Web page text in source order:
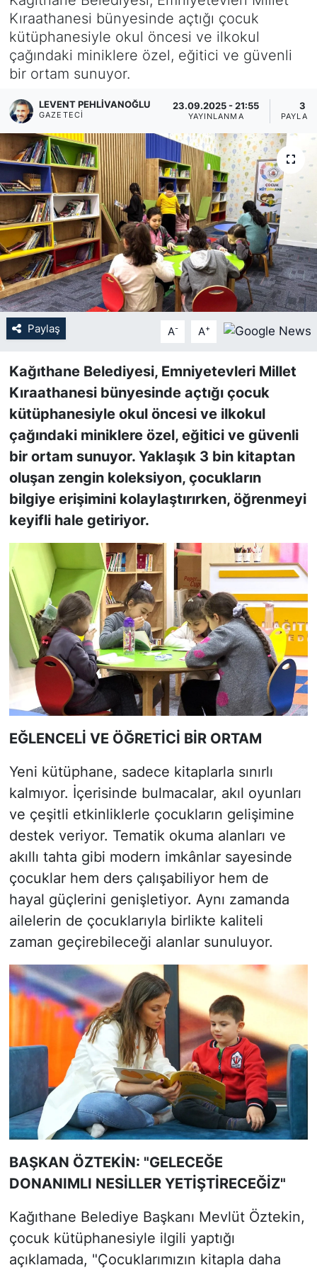
Kıraathanesi bünyesinde açtığı çocuk
kütüphanesiyle okul öncesi ve ilkokul
çağındaki miniklere özel, eğitici ve güvenli
bir ortam sunuyor.
LEVENT PEHLIVANOĞLU
GAZETECI
23.09.2025 - 21:55
YAYINLANMA
3
Paylaş A- A+
Kağıthane Belediyesi, Emniyetevleri Millet
Kıraathanesi bünyesinde açtığı çocuk
kütüphanesiyle okul öncesi ve ilkokul
çağındaki miniklere özel, eğitici ve güvenli
bir ortam sunuyor. Yaklaşık 3 bin kitaptan
oluşan zengin koleksiyon, çocukların
bilgiye erişimini kolaylaştırırken, öğrenmeyi
keyifli hale getiriyor.
EĞLENCELİ VE ÖĞRETİCİ BİR ORTAM
Yeni kütüphane, sadece kitaplarla sınırlı
kalmıyor. İçerisinde bulmacalar, akıl oyunları
ve çeşitli etkinliklerle çocukların gelişimine
destek veriyor. Tematik okuma alanları ve
akıllı tahta gibi modern imkânlar sayesinde
çocuklar hem ders çalışabiliyor hem de
hayal güçlerini genişletiyor. Aynı zamanda
ailelerin de çocuklarıyla birlikte kaliteli
zaman geçirebileceği alanlar sunuluyor.
BAŞKAN ÖZTEKİN: "GELECEĞE
DONANIMLI NESİLLER YETİŞTİRECEĞİZ"
Kağıthane Belediye Başkanı Mevlüt Öztekin,
çocuk kütüphanesiyle ilgili yaptığı
açıklamada, "Çocuklarımızın kitapla daha
KÖŞE YAZILARI
KÖŞE YAZILARI (Arşiv)
KÜLTÜR SANAT
MAGAZİN
RÖPORTAJ
SAĞLIK
SARIYER HABERLERİ
SARIYER İMAR BARIŞI
SEKTÖR
SON DAKİKA HABERİ
SPOR
TEKNOLOJİ
TÜRKİYE VE DÜNYA GÜNDEMİ
VİDEO GALERİ
YAŞAM